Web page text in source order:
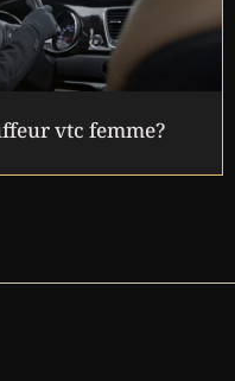
vtc femme?